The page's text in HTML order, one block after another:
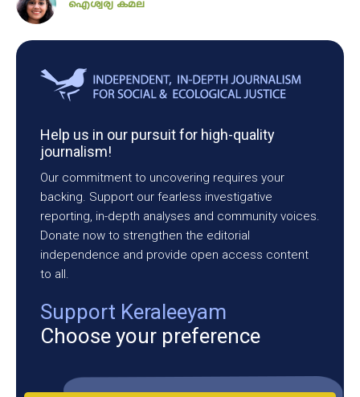
ഐശ്വര്യ കമല
Help us in our pursuit for high-quality
journalism!
Our commitment to uncovering requires your
backing. Support our fearless investigative
reporting, in-depth analyses and community voices.
Donate now to strengthen the editorial
independence and provide open access content
to all.
Support Keraleeyam
Choose your preference